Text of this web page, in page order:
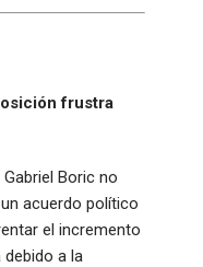
frustra
Boric no
acuerdo político
el incremento
debido a la